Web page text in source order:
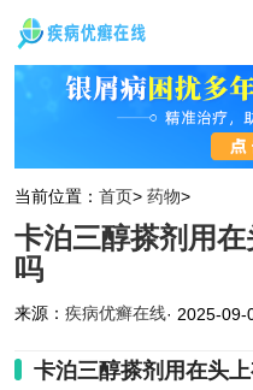
当前位置： 首页> 药物>
卡泊三醇搽剂用
吗
来源： 疾病优癣在线· 2025-09-
卡泊三醇搽剂用在头